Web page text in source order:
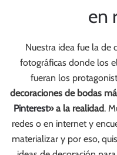
en
Nuestra idea fue la de
fotográficas donde los
fueran los
decoraciones de bodas
Pinterest» a la realidad.
redes o en internet y
materializar y por eso,